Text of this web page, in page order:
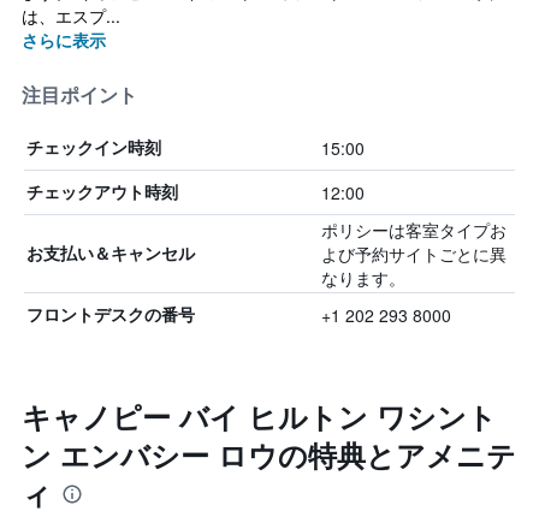
は、エスプ...
さらに表示
注目ポイント
チェックイン時刻 15:00
チェックアウト時刻 12:00
お支払い＆キャンセル
ポリシーは客室タイプお
よび予約サイトごとに異
なります。
フロントデスクの番号 +1 202 293 8000
キャノピー バイ ヒルトン ワシント
ン エンバシー ロウの特典とアメニテ
ィ